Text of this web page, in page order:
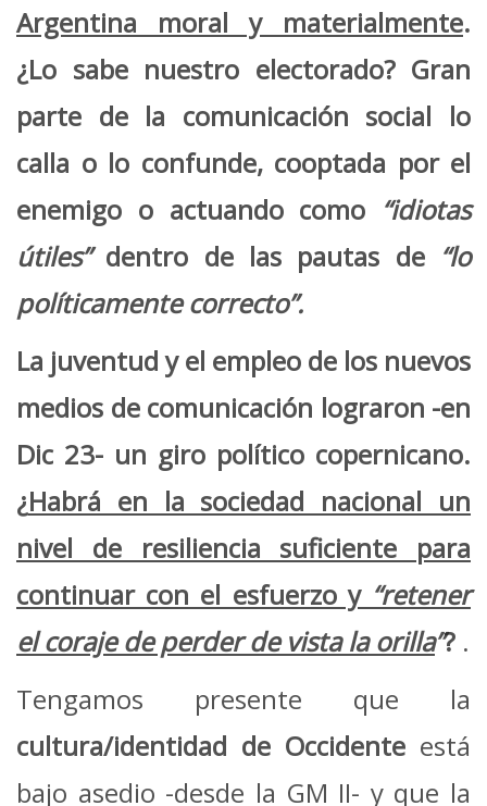
Argentina moral y materialmente.
¿Lo sabe nuestro electorado? Gran
parte de la comunicación social lo
calla o lo confunde, cooptada por el
enemigo o actuando como “idiotas
útiles”dentro de las pautas de “lo
políticamente correcto”.
La juventud y el empleo de los nuevos
medios de comunicación lograron -en
Dic 23- un giro político copernicano.
¿Habrá en la sociedad nacional un
nivel de resiliencia suficiente para
continuar con el esfuerzo y “retener
el coraje de perder de vista la orilla”? .
Tengamos presente que la
cultura/identidad de Occidente está
bajo asedio -desde la GM II- y que la